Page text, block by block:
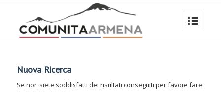
Nuova Ricerca
Se non siete soddisfatti dei risultati conseguiti per favore fare